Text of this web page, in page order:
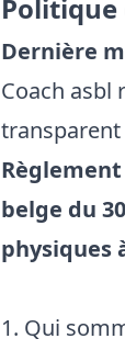
Politique
Dernière
Coach asbl
transparent
belge du
physiques
1. Qui